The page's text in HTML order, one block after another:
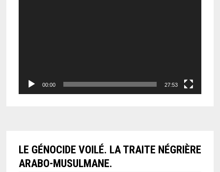
00:00 27:53
LE GÉNOCIDE VOILÉ. LA TRAITE NÉGRIÈRE
ARABO-MUSULMANE.